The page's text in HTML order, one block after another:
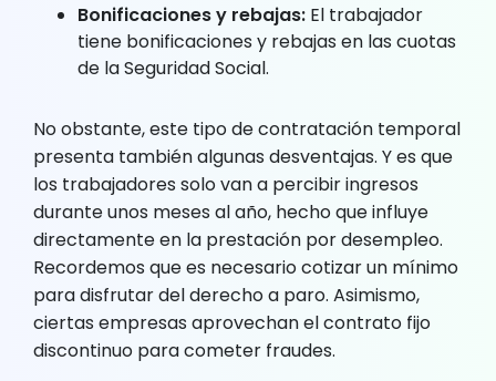
Bonificaciones y rebajas: El trabajador
tiene bonificaciones y rebajas en las cuotas
de la Seguridad Social.
No obstante, este tipo de contratación temporal
presenta también algunas desventajas. Y es que
los trabajadores solo van a percibir ingresos
durante unos meses al año, hecho que influye
directamente en la prestación por desempleo.
Recordemos que es necesario cotizar un mínimo
para disfrutar del derecho a paro. Asimismo,
ciertas empresas aprovechan el contrato fijo
discontinuo para cometer fraudes.